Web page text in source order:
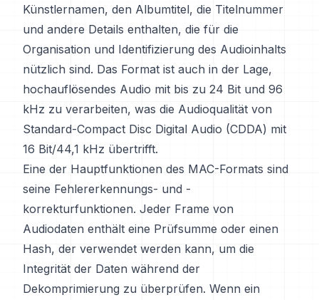
Künstlernamen, den Albumtitel, die Titelnummer
und andere Details enthalten, die für die
Organisation und Identifizierung des Audioinhalts
nützlich sind. Das Format ist auch in der Lage,
hochauflösendes Audio mit bis zu 24 Bit und 96
kHz zu verarbeiten, was die Audioqualität von
Standard-Compact Disc Digital Audio (CDDA) mit
16 Bit/44,1 kHz übertrifft.
Eine der Hauptfunktionen des MAC-Formats sind
seine Fehlererkennungs- und -
korrekturfunktionen. Jeder Frame von
Audiodaten enthält eine Prüfsumme oder einen
Hash, der verwendet werden kann, um die
Integrität der Daten während der
Dekomprimierung zu überprüfen. Wenn ein